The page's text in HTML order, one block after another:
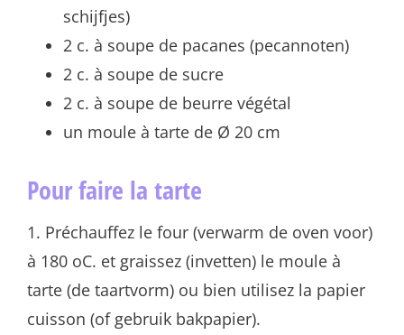
schijfjes)
2 c. à soupe de pacanes (pecannoten)
2 c. à soupe de sucre
2 c. à soupe de beurre végétal
un moule à tarte de Ø 20 cm
Pour faire la tarte
1. Préchauffez le four (verwarm de oven voor)
à 180 oC. et graissez (invetten) le moule à
tarte (de taartvorm) ou bien utilisez la papier
cuisson (of gebruik bakpapier).